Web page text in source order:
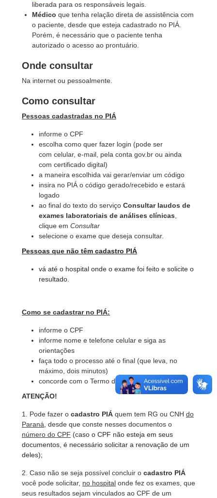
liberada para os responsáveis legais.
Médico que tenha relação direta de assistência com
o paciente, desde que esteja cadastrado no PIÁ.
Porém, é necessário que o paciente tenha
autorizado o acesso ao prontuário.
Onde consultar
Na internet ou pessoalmente.
Como consultar
Pessoas cadastradas no PIÁ
informe o CPF
escolha como quer fazer login (pode ser
com celular, e-mail, pela conta gov.br ou ainda
com certificado digital)
a maneira escolhida vai gerar/enviar um código
insira no PIÁ o código gerado/recebido e estará
logado
ao final do texto do serviço Consultar laudos de
exames laboratoriais de análises clínicas
clique em Consultar
selecione o exame que deseja consultar.
Pessoas que não têm cadastro PIÁ
vá até o hospital onde o exame foi feito e solicite o
resultado.
Como se cadastrar no PIÁ:
informe o CPF
informe nome e telefone celular e siga as
orientações
faça todo o processo até o final (que leva, no
máximo, dois minutos)
concorde com o Termo de Aceite
ATENÇÃO!
1. Pode fazer o cadastro PIÁ quem tem RG ou CNH do
Paraná , desde que conste nesses documentos o
número do CPF (caso o CPF não esteja em seus
documentos, é necessário solicitar a renovação de um
deles);
2. Caso não se seja possível concluir o cadastro PIÁ
você pode solicitar, no hospital onde fez os exames, que
seus resultados sejam vinculados ao CPF de um